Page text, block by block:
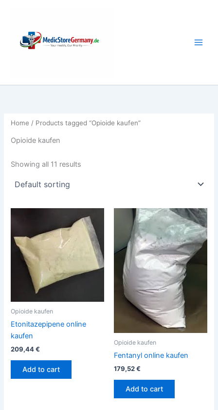
Home / Products tagged “Opioide kaufen”
Opioide kaufen
Showing all 11 results
Opioide kaufen
Etonitazepipene online
kaufen
209,44€
Add to cart
Opioide kaufen
Fentanyl online kaufen
179,52€
Add to cart